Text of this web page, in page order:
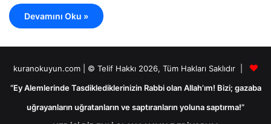
Devamını Oku »
kuranokuyun.com | © Telif Hakkı 2026, Tüm Hakları Saklıdır |
“Ey Alemlerinde Tasdiklediklerinizin Rabbi olan Allah’ım! Bizi; gazaba
uğrayanların uğratanların ve saptıranların yoluna saptırma!”